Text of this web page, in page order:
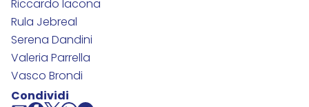
Riccardo Iacona
Rula Jebreal
Serena Dandini
Valeria Parrella
Vasco Brondi
Condividi